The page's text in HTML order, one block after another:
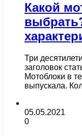
Какой
Три
заголовок
Мотоблоки в
выпускала.
05.05.2021
0